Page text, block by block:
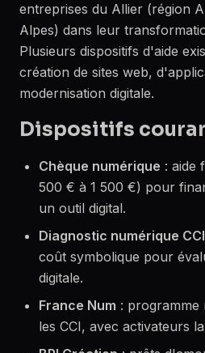
entreprises du Allier (région
Alpes) dans leur
Plusieurs dispositifs d'aide
création de sites web,
modernisation digitale.
Dispositifs
Chèque numérique : aide
500 € à 1 500 €) pour
un outil digital.
Diagnostic numérique CCI
coût symbolique pour
digitale.
France Num : programme
les CCI, avec activateurs